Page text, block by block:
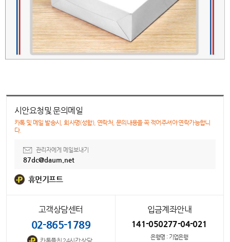
시안요청및 문의메일
카톡 및 메일 발송시, 회사명(성함), 연락처, 문의내용을 꼭 적어주셔야 연락가능합니
다.
관리자에게 메일보내기
87dc@daum.net
휴먼기프트
고객상담센터
02-865-1789
입금계좌안내
141-050277-04-021
은행명 : 기업은행